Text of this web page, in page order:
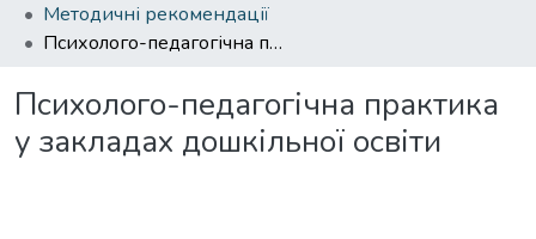
Методичні рекомендації
Психолого-педагогічна практика у закладах дошкільної освіти
Психолого-педагогічна практика
у закладах дошкільної освіти